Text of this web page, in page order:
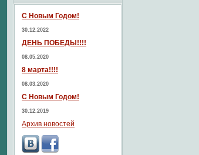
С Новым Годом!
30.12.2022
ДЕНЬ ПОБЕДЫ!!!!
08.05.2020
8 марта!!!!
08.03.2020
С Новым Годом!
30.12.2019
Архив новостей